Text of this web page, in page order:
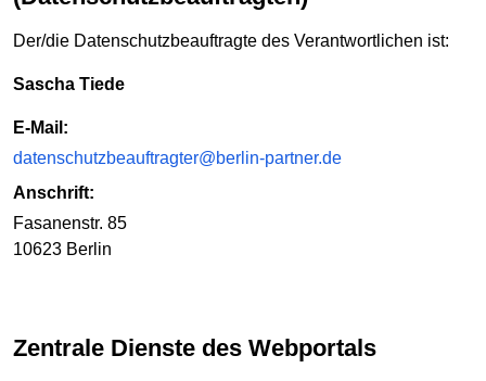
Der/die Datenschutzbeauftragte des Verantwortlichen ist:
Sascha Tiede
E-Mail:
datenschutzbeauftragter@berlin-partner.de
Anschrift:
Fasanenstr. 85
10623 Berlin
Zentrale Dienste des Webportals